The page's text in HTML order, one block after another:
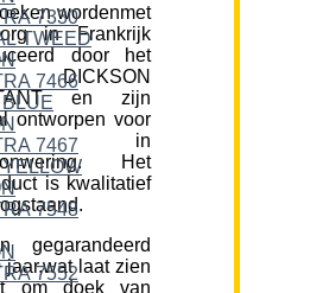
wordenmet
in Frankrijk
door het
DICKSON
en zijn
ontworpen voor
in
Het
is kwalitatief
gegarandeerd
jaar,wat laat zien
om doek van